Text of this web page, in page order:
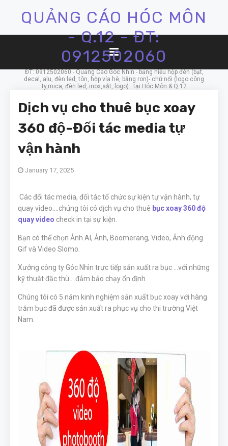
QUẢNG CÁO HÓC MÔN
- Q.12 - ĐT:
0912502060
ĐT: 0912502060 - Quảng Cáo Góc Nhìn - bảng hiệu hộp đèn (bạt,
decal, alu, đèn led, tôn, hộp vỉa hè, băng ron)- chữ nổi (logo công
ty,mica, đèn led, inox,sắt, logo)...tại Hóc Môn & Q.12
Dịch vụ cho thuê bục xoay
360 độ-Đối tác media tự
vận hành
January 17, 2025
Các đối tác media, đối tác tổ chức sự kiện tự vận hành, tự
quay video....chúng tôi có dịch vụ cho thuê bục xoay 360 độ
quay video check in tại sự kiện.
Bạn có thể chọn Ảnh AI, Ảnh, Boomerang, Video, Ảnh động
Gif và Video Slomo.
Xưởng công ty Góc Nhìn trực tiếp sản xuất ra bục ...với những
kỹ thuật đặc thù ...đảm bảo chạy ổn định
Chúng tôi có 5 năm kinh nghiệm sản xuất bục xoay với hàng
trăm bục đã được sản xuất ra phục vụ cho thi trường Việt
Nam.